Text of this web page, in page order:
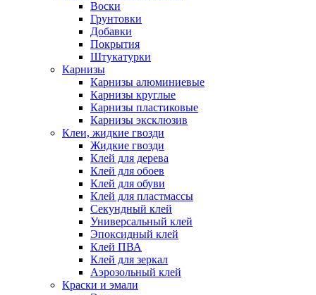
Воски
Грунтовки
Добавки
Покрытия
Штукатурки
Карнизы
Карнизы алюминиевые
Карнизы круглые
Карнизы пластиковые
Карнизы эксклюзив
Клеи, жидкие гвозди
Жидкие гвозди
Клей для дерева
Клей для обоев
Клей для обуви
Клей для пластмассы
Секундный клей
Универсальный клей
Эпоксидный клей
Клей ПВА
Клей для зеркал
Аэрозольный клей
Краски и эмали